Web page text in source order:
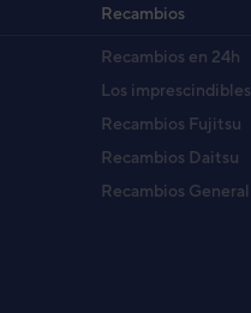
Recambios
Recambios en 24h
Los imprescindibles
Recambios Fujitsu
Recambios Daitsu
Recambios General